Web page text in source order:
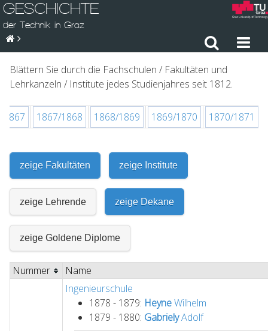
GESCHICHTE
der Technik in Graz
Blättern Sie durch die Fachschulen / Fakultäten und
Lehrkanzeln / Institute jedes Studienjahres seit 1812.
1867 1867/1868 1868/1869 1869/1870 1870/1871
zeige Fakultäten zeige Institute
zeige Lehrende zeige Dekane
zeige Goldene Diplome
Nummer
Name
Ingenieurschule
1878 - 1879: HeyneWilhelm
1879 - 1880: GabrielyAdolf